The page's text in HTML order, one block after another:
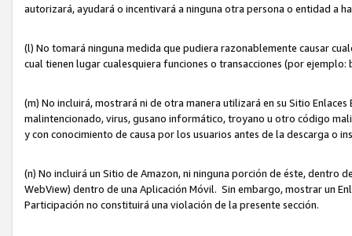
autorizará, ayudará o incentivará a ninguna otra persona o entidad a
(l) No tomará ninguna medida que pudiera razonablemente causar
cual tienen lugar cualesquiera funciones o transacciones (por
(m) No incluirá, mostrará ni de otra manera utilizará en su Sitio
malintencionado, virus, gusano informático, troyano u otro código
y con conocimiento de causa por los usuarios antes de la descarga
(n) No incluirá un Sitio de Amazon, ni ninguna porción de éste,
WebView) dentro de una Aplicación Móvil. Sin embargo, mostrar un
Participación no constituirá una violación de la presente sección.